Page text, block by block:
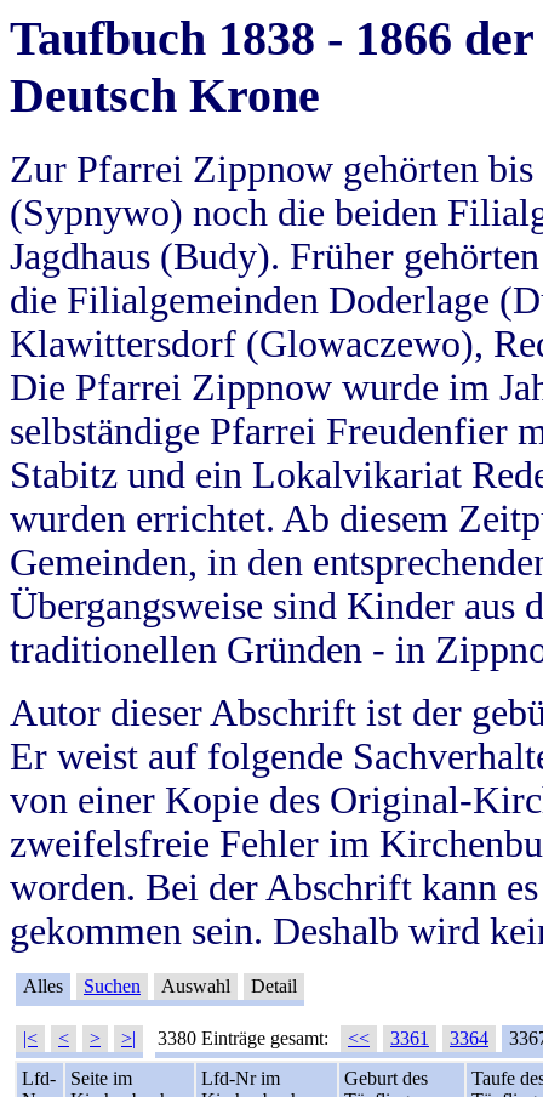
Taufbuch 1838 - 1866
Deutsch Krone
Zur Pfarrei Zippnow gehörten
(Sypnywo) noch die beiden
Jagdhaus (Budy). Früher
die Filialgemeinden Doderlage
Klawittersdorf (Glowaczewo),
Die Pfarrei Zippnow wurde im
selbständige Pfarrei Freudenfier
Stabitz und ein Lokalvikariat
wurden errichtet. Ab diesem
Gemeinden, in den
Übergangsweise sind Kinder aus
traditionellen Gründen - in
Autor dieser Abschrift ist der
Er weist auf folgende
von einer Kopie des Original-
zweifelsfreie Fehler im
worden. Bei der Abschrift kann
gekommen sein. Deshalb wird
Alles Suchen Auswahl Detail
|< < > >| 3380 Einträge gesamt: << 3361 3364
Lfd-
Seite im
Lfd-Nr im
Geburt des
Taufe